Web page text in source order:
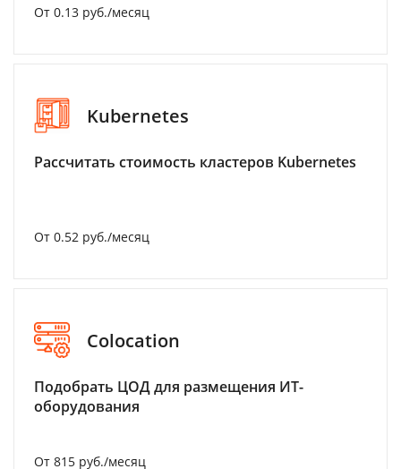
От 0.13 руб./месяц
Kubernetes
Рассчитать стоимость кластеров Kubernetes
От 0.52 руб./месяц
Colocation
Подобрать ЦОД для размещения ИТ-
оборудования
От 815 руб./месяц